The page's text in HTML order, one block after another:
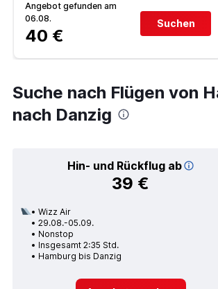
Angebot gefunden am
06.08.
40 €
Suchen
Suche nach Flügen von
nach Danzig
Hin- und Rückflug ab
39 €
Wizz Air
29.08.-05.09.
Nonstop
Insgesamt 2:35 Std.
Hamburg bis Danzig